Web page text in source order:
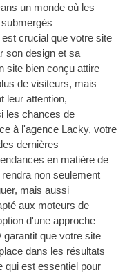
un monde où les
crucial que votre site
son design et sa
site bien conçu attire
de visiteurs, mais
leur attention,
les chances de
à l'agence Lacky, votre
dernières
en matière de
non seulement
mais aussi
aux moteurs de
d'une approche
que votre site
dans les résultats
qui est essentiel pour